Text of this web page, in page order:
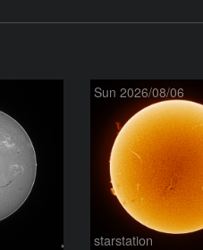
Sun 2026/08/06
starstation